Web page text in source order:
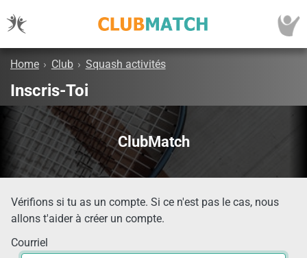
Home › Club › Squash activités
Inscris-Toi
ClubMatch
Vérifions si tu as un compte. Si ce n'est pas le cas, nous
allons t'aider à créer un compte.
Courriel